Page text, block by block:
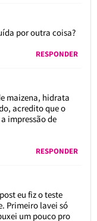
por outra coisa?
RESPONDER
maizena, hidrata
acredito que o
impressão de
RESPONDER
eu fiz o teste
Primeiro lavei só
um pouco pro